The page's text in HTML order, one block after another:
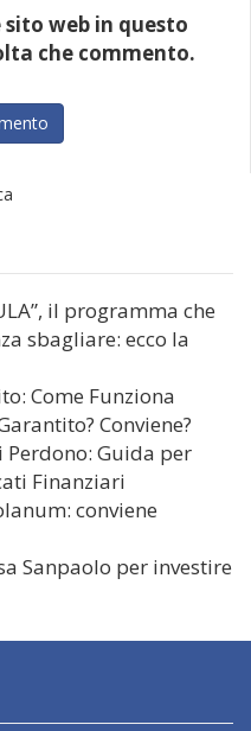
web in questo
che commento.
il programma che
sbagliare: ecco la
Come Funziona
Conviene?
Perdono: Guida per
Finanziari
conviene
Sanpaolo per investire